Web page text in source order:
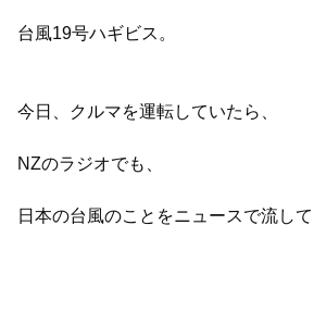
台風19号ハギビス。
今日、クルマを運転していたら、
NZのラジオでも、
日本の台風のことをニュースで流して